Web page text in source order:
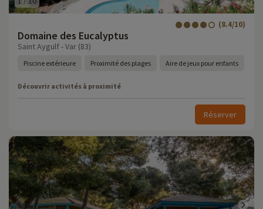
Domaine des Eucalyptus
(8.4/10)
Saint Aygulf - Var (83)
Piscine extérieure Proximité des plages Aire de jeux pour enfants
Découvrir activités à proximité
Réserver